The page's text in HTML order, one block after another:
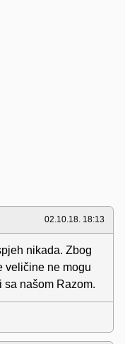
02.10.18. 18:13
nikada. Zbog
veličine ne mogu
sa našom Razom.